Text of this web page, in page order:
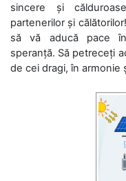
sincere și
partenerilor și
să vă aducă pace
speranță. Să petreceți
de cei dragi, în armonie